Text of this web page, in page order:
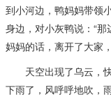
到小河边，鸭妈妈带领
身边，对小灰鸭说：“
妈妈的话，离开了大家
天空出现了乌云，快
下雨了，风呼呼地吹，